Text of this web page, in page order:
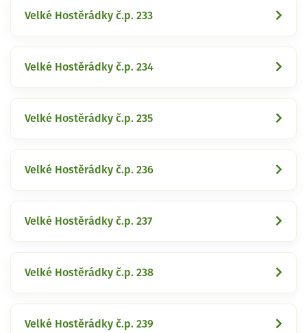
Velké Hostěrádky č.p. 233
Velké Hostěrádky č.p. 234
Velké Hostěrádky č.p. 235
Velké Hostěrádky č.p. 236
Velké Hostěrádky č.p. 237
Velké Hostěrádky č.p. 238
Velké Hostěrádky č.p. 239